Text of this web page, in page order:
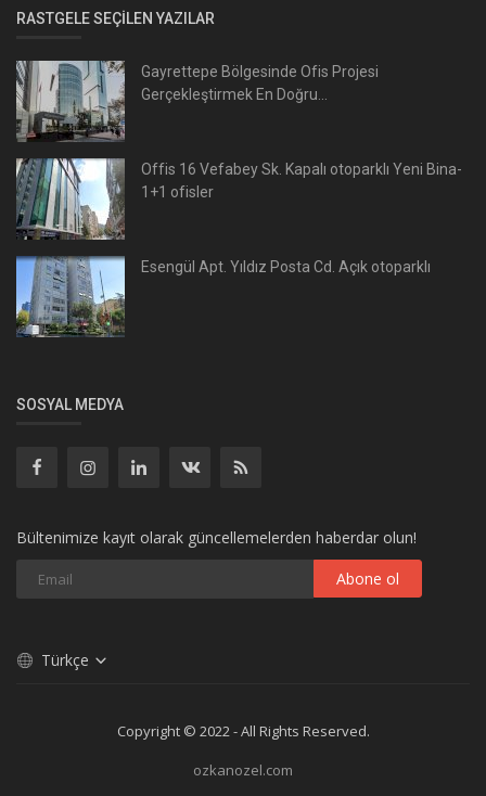
RASTGELE SEÇILEN YAZILAR
Gayrettepe Bölgesinde Ofis Projesi
Gerçekleştirmek En Doğru...
Offis 16 Vefabey Sk. Kapalı otoparklı Yeni Bina-
1+1 ofisler
Esengül Apt. Yıldız Posta Cd. Açık otoparklı
SOSYAL MEDYA
Bültenimize kayıt olarak güncellemelerden haberdar olun!
Abone ol
Türkçe
Copyright © 2022 - All Rights Reserved.
ozkanozel.com